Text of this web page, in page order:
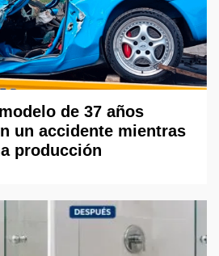
de 37 años
un accidente mientras
producción